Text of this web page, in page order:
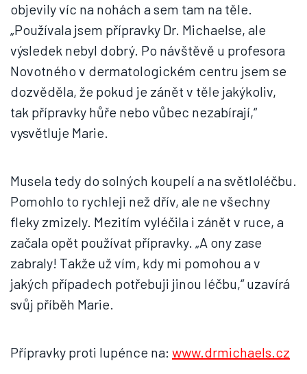
objevily víc na nohách a sem tam na těle.
„Používala jsem přípravky Dr. Michaelse, ale
výsledek nebyl dobrý. Po návštěvě u profesora
Novotného v dermatologickém centru jsem se
dozvěděla, že pokud je zánět v těle jakýkoliv,
tak přípravky hůře nebo vůbec nezabírají,“
vysvětluje Marie.
Musela tedy do solných koupelí a na světloléčbu.
Pomohlo to rychleji než dřív, ale ne všechny
fleky zmizely. Mezitím vyléčila i zánět v ruce, a
začala opět používat přípravky. „A ony zase
zabraly! Takže už vím, kdy mi pomohou a v
jakých případech potřebuji jinou léčbu,“ uzavírá
svůj příběh Marie.
Přípravky proti lupénce na: www.drmichaels.cz